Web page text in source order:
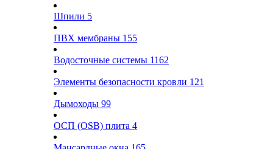
Шпили 5
ПВХ мембраны 155
Водосточные системы 1162
Элементы безопасности кровли 121
Дымоходы 99
ОСП (OSB) плита 4